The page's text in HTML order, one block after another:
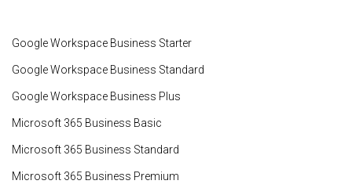
Google Workspace Business Starter
Google Workspace Business Standard
Google Workspace Business Plus
Microsoft 365 Business Basic
Microsoft 365 Business Standard
Microsoft 365 Business Premium